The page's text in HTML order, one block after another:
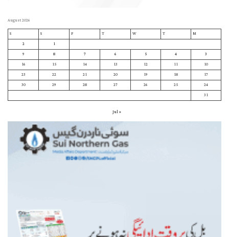
August 2026
M
T
W
T
F
S
S
1
2
3
4
5
6
7
8
9
10
11
12
13
14
15
16
17
18
19
20
21
22
23
24
25
26
27
28
29
30
31
« Jul